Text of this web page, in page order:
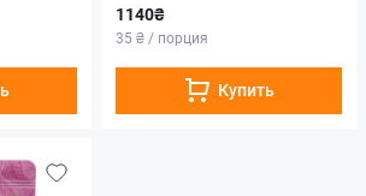
1140₴
35 ₴ / порция
Купить